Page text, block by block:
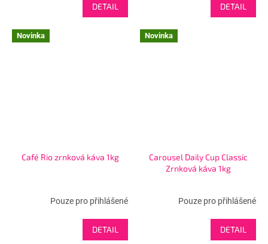
DETAIL DETAIL
Novinka
Café Rio zrnková káva 1kg
Pouze pro přihlášené
DETAIL
Novinka
Carousel Daily Cup Classic
Zrnková káva 1kg
Pouze pro přihlášené
DETAIL